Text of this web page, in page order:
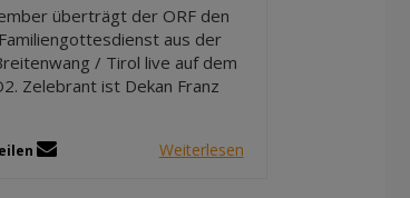
überträgt der ORF den
aus der
/ Tirol live auf dem
Zelebrant ist Dekan Franz
Weiterlesen